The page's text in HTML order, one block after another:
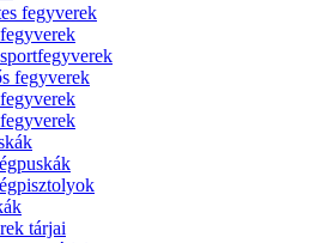
fegyverek
fegyverek
tárjai